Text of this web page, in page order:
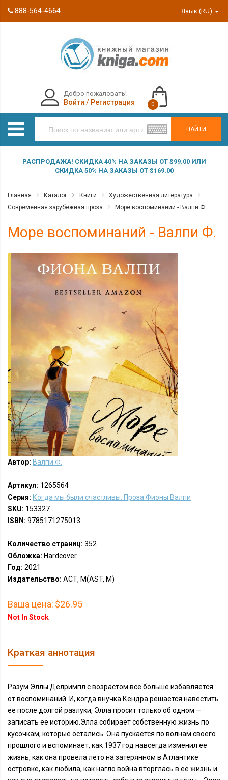
888-564-4664 Язык (RU)
НАЙТИ
Добро пожаловать!
Войти / Регистрация 0
РАСПРОДАЖА! СКИДКА 40% НА ЗАКАЗЫ ОТ $99.00 ИЛИ
СКИДКА 50% НА ЗАКАЗЫ ОТ $169.00
Главная Каталог Книги
Художественная литература
Современная зарубежная проза
Море воспоминаний - Валпи Ф.
Море воспоминаний - Валпи Ф.
Автор: Валпи Ф.
Артикул: 1265564
Серия: Когда мы были счастливы. Проза Фионы Валпи
SKU: 153327
ISBN: 9785171275013
Количество страниц: 352
Обложка: Hardcover
Год: 2021
Издательство: АСТ, М(AST, M)
Ваша цена: $26.95
Not In Stock
Краткая аннотация
Разум Эллы Делримпл с возрастом все больше избавляется
от воспоминаний. И, когда внучка Кендра решается навестить
ее после долгой разлуки, Элла просит только об одном —
записать ее историю.Элла собирает собственную жизнь по
кусочкам, которые остались. Она пускается по волнам своего
прошлого и вспоминает, как 1937 год навсегда изменил ее
жизнь, как она провела лето на затерянном в Атлантике
островке, как любила, как нагло война вторглась в ее жизнь и